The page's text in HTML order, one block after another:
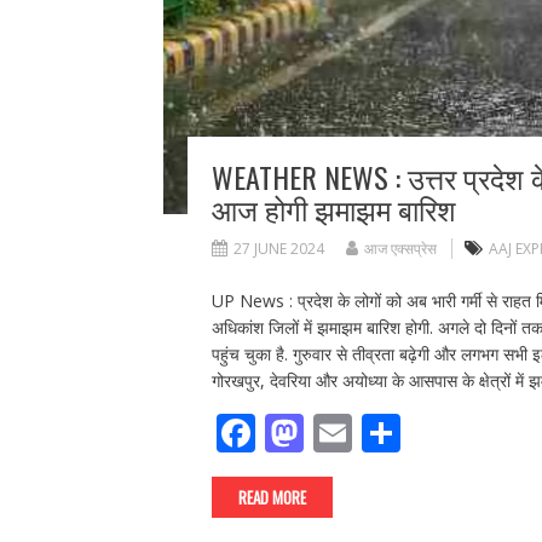
WEATHER NEWS : उत्तर
आज होगी झमाझम बारिश
27 JUNE 2024 आज एक्सप्रेस AAJ
UP News : प्रदेश के लोगों को अब भारी गर्मी से राहत
अधिकांश जिलों में झमाझम बारिश होगी. अगले दो दिनों
पहुंच चुका है. गुरुवार से तीव्रता बढ़ेगी और लगभग सभी
गोरखपुर, देवरिया और अयोध्या के आसपास के क्षेत्रों में
F
ac
e
M
as
to
E S
READ MORE